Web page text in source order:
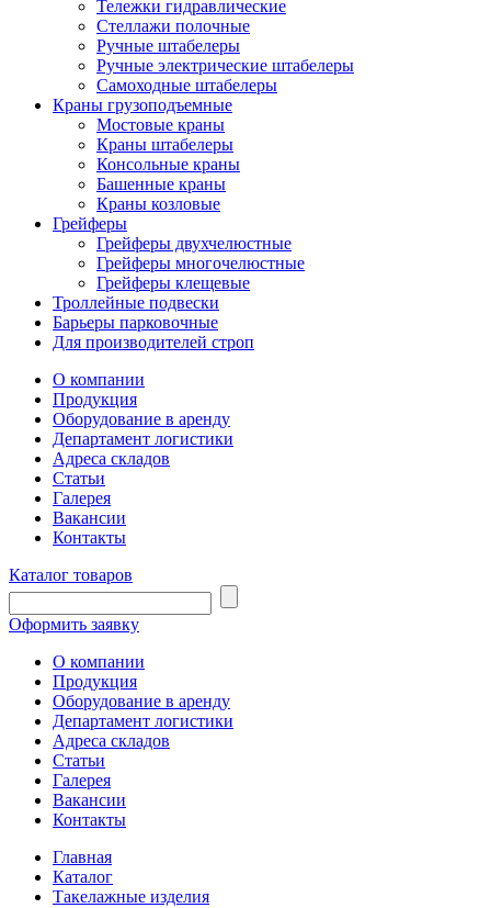
Тележки гидравлические
Cтеллажи полочные
Ручные штабелеры
Ручные электрические штабелеры
Самоходные штабелеры
Краны грузоподъемные
Мостовые краны
Краны штабелеры
Консольные краны
Башенные краны
Краны козловые
Грейферы
Грейферы двухчелюстные
Грейферы многочелюстные
Грейферы клещевые
Троллейные подвески
Барьеры парковочные
Для производителей строп
О компании
Продукция
Оборудование в аренду
Департамент логистики
Адреса складов
Статьи
Галерея
Вакансии
Контакты
Каталог товаров
Оформить заявку
О компании
Продукция
Оборудование в аренду
Департамент логистики
Адреса складов
Статьи
Галерея
Вакансии
Контакты
Главная
Каталог
Такелажные изделия